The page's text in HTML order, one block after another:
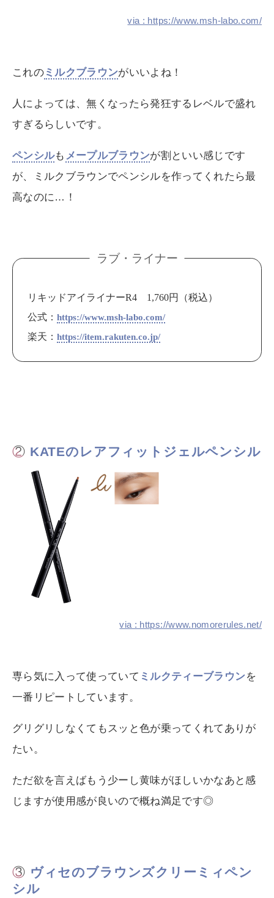
via : https://www.msh-labo.com/
これの ミルクブラウンがいいよね！
人によっては、無くなったら発狂するレベルで盛れ
すぎるらしいです。
ペンシルも メープルブラウンが割といい感じです
が、ミルクブラウンでペンシルを作ってくれたら最
高なのに…！
ラブ・ライナー
リキッドアイライナーR4 1,760円（税込）
公式： https://www.msh-labo.com/
楽天： https://item.rakuten.co.jp/
KATEのレアフィットジェルペンシル
via : https://www.nomorerules.net/
専ら気に入って使っていて ミルクティーブラウンを
一番リピートしています。
グリグリしなくてもスッと色が乗ってくれてありが
たい。
ただ欲を言えばもう少ーし黄味がほしいかなあと感
じますが使用感が良いので概ね満足です◎
ヴィセのブラウンズクリーミィペン
シル